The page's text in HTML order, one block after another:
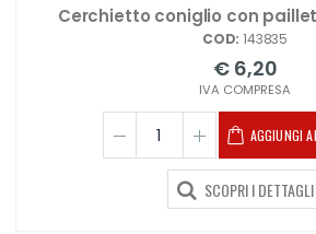
Cerchietto coniglio con
COD: 143835
€ 6,20
IVA COMPRESA
AGGIUNGI
SCOPRI I DETTAGLI